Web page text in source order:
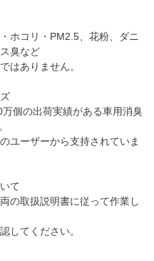
ホコリ・PM2.5、花粉、ダニ
臭など
はありません。
個の出荷実績がある車用消臭
ユーザーから支持されていま
て
の取扱説明書に従って作業し
してください。